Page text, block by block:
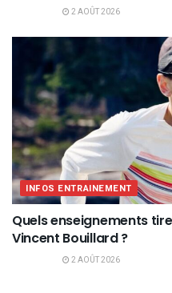
2 AOÛT 2026
INFOS ENTRAINEMENT
Quels enseignements
Vincent Bouillard ?
2 AOÛT 2026